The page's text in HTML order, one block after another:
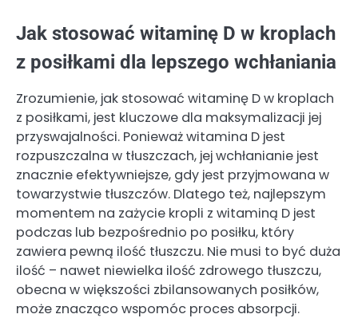
Jak stosować witaminę D w kroplach
z posiłkami dla lepszego wchłaniania
Zrozumienie, jak stosować witaminę D w kroplach
z posiłkami, jest kluczowe dla maksymalizacji jej
przyswajalności. Ponieważ witamina D jest
rozpuszczalna w tłuszczach, jej wchłanianie jest
znacznie efektywniejsze, gdy jest przyjmowana w
towarzystwie tłuszczów. Dlatego też, najlepszym
momentem na zażycie kropli z witaminą D jest
podczas lub bezpośrednio po posiłku, który
zawiera pewną ilość tłuszczu. Nie musi to być duża
ilość – nawet niewielka ilość zdrowego tłuszczu,
obecna w większości zbilansowanych posiłków,
może znacząco wspomóc proces absorpcji.